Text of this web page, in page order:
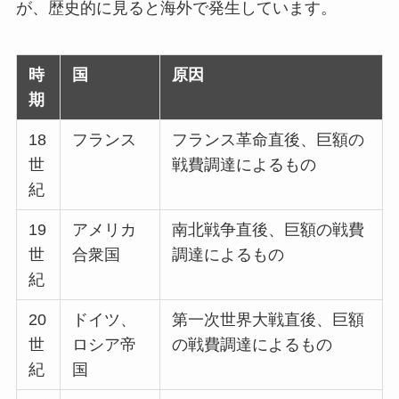
が、歴史的に見ると海外で発生しています。
時
期
国 原因
18
世
紀
フランス
フランス革命直後、巨額の
戦費調達によるもの
19
世
紀
アメリカ
合衆国
南北戦争直後、巨額の戦費
調達によるもの
20
世
紀
ドイツ、
ロシア帝
国
第一次世界大戦直後、巨額
の戦費調達によるもの